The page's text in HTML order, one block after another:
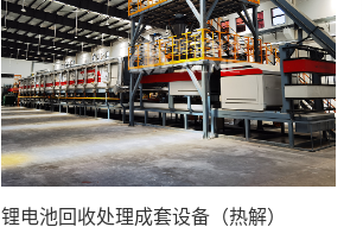
锂电池回收处理成套设备（热解）